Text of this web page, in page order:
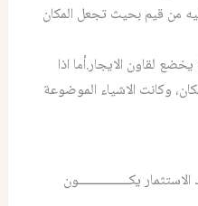
من قيم بحيث تجعل المكان
لقاون الايجار.أما اذا
وكانت الاشياء الموضوعة
يكــــــــــــــون